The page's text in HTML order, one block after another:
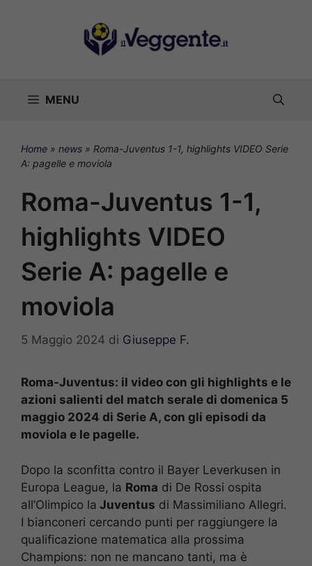
MENU
Home » news » Roma-Juventus 1-1, highlights VIDEO Serie
A: pagelle e moviola
Roma-Juventus 1-1,
highlights VIDEO
Serie A: pagelle e
moviola
5 Maggio 2024 di Giuseppe F.
Roma-Juventus: il video con gli highlights e le
azioni salienti del match serale di domenica 5
maggio 2024 di Serie A, con gli episodi da
moviola e le pagelle.
Dopo la sconfitta contro il Bayer Leverkusen in
Europa League, la Roma di De Rossi ospita
all’Olimpico la Juventus di Massimiliano Allegri.
I bianconeri cercando punti per raggiungere la
qualificazione matematica alla prossima
Champions: non ne mancano tanti, ma è